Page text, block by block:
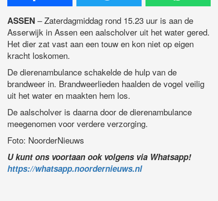
ASSEN – Zaterdagmiddag rond 15.23 uur is aan de
Asserwijk in Assen een aalscholver uit het water gered.
Het dier zat vast aan een touw en kon niet op eigen
kracht loskomen.
De dierenambulance schakelde de hulp van de
brandweer in. Brandweerlieden haalden de vogel veilig
uit het water en maakten hem los.
De aalscholver is daarna door de dierenambulance
meegenomen voor verdere verzorging.
Foto: NoorderNieuws
U kunt ons voortaan ook volgens via Whatsapp!
https://whatsapp.noordernieuws.nl